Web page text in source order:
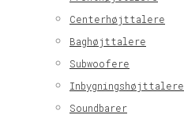
Centerhøjttalere
Baghøjttalere
Subwoofere
Inbygningshøjttalere
Soundbarer